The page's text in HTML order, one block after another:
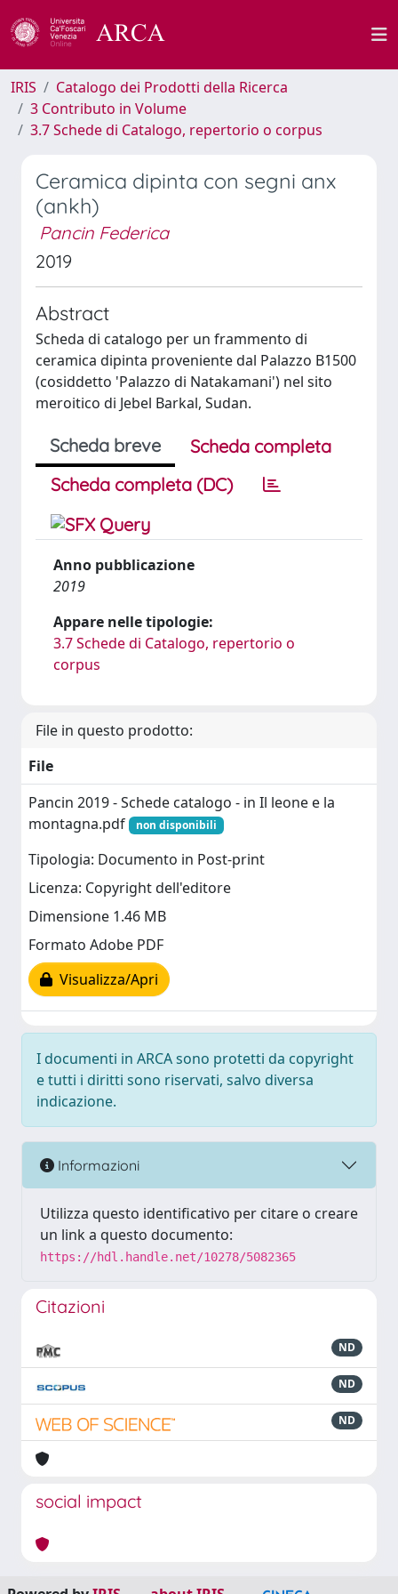
IRIS
Catalogo dei Prodotti della Ricerca
3 Contributo in Volume
3.7 Schede di Catalogo, repertorio o corpus
Ceramica dipinta con segni anx
(ankh)
Pancin Federica
2019
Abstract
Scheda di catalogo per un frammento di
ceramica dipinta proveniente dal Palazzo B1500
(cosiddetto 'Palazzo di Natakamani') nel sito
meroitico di Jebel Barkal, Sudan.
Scheda breve
Scheda completa
Scheda completa (DC)
Anno pubblicazione
2019
Appare nelle tipologie:
3.7 Schede di Catalogo, repertorio o
corpus
File in questo prodotto:
File
Pancin 2019 - Schede catalogo - in Il leone e la
montagna.pdf
non disponibili
Tipologia: Documento in Post-print
Licenza: Copyright dell'editore
Dimensione 1.46 MB
Formato Adobe PDF
Visualizza/Apri
I documenti in ARCA sono protetti da copyright
e tutti i diritti sono riservati, salvo diversa
indicazione.
Informazioni
Utilizza questo identificativo per citare o creare
un link a questo documento:
https://hdl.handle.net/10278/5082365
Citazioni
ND
ND
ND
social impact